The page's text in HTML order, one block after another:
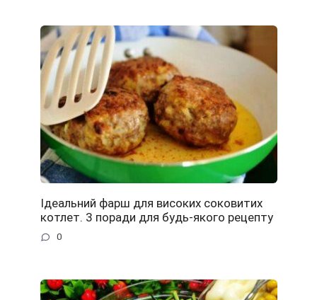
Ідеальний фарш для високих соковитих
котлет. 3 поради для будь-якого рецепту
0